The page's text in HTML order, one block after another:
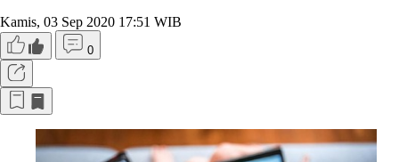
Kamis, 03 Sep 2020 17:51 WIB
0